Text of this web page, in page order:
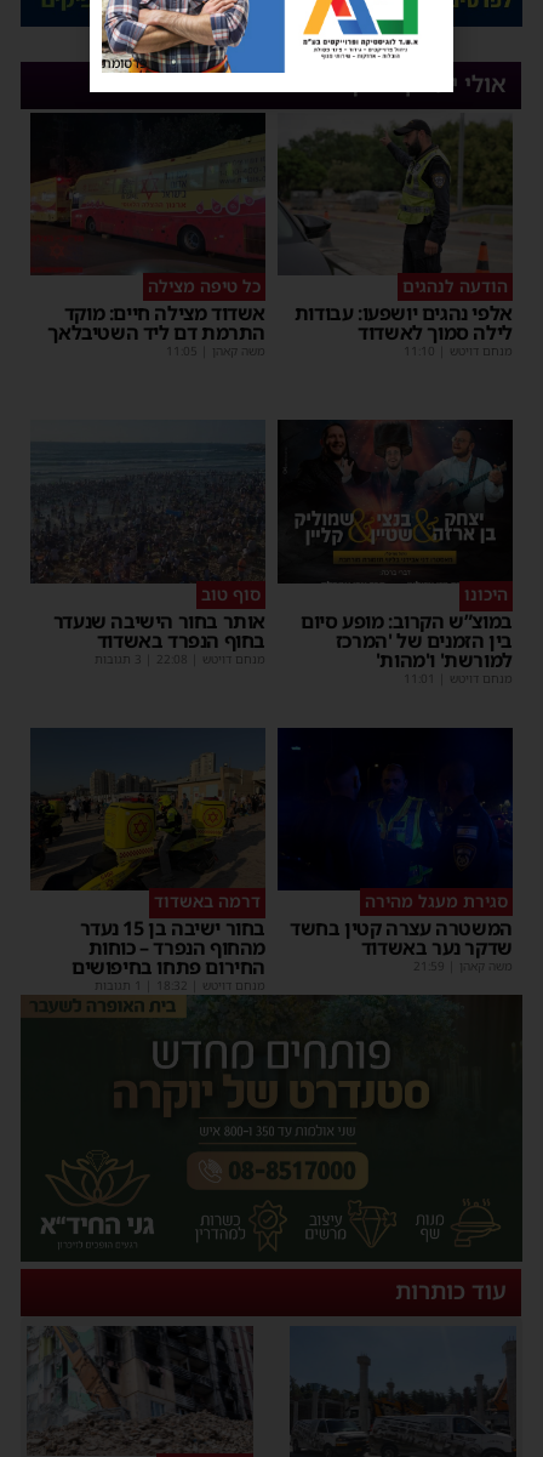
אולי יעניין אותך
הודעה לנהגים
אלפי נהגים יושפעו: עבודות
לילה סמוך לאשדוד
מנחם דויטש 11:10
כל טיפה מצילה
אשדוד מצילה חיים: מוקד
התרמת דם ליד השטיבלאך
משה קאהן 11:05
היכונו
במוצ”ש הקרוב: מופע סיום
בין הזמנים של 'המרכז
למורשת' ו'מהות'
מנחם דויטש 11:01
סוף טוב
אותר בחור הישיבה שנעדר
בחוף הנפרד באשדוד
מנחם דויטש 22:08
סגירת מעגל מהירה
המשטרה עצרה קטין בחשד
שדקר נער באשדוד
משה קאהן 21:59
דרמה באשדוד
בחור ישיבה בן 15 נעדר
מהחוף הנפרד – כוחות
החירום פתחו בחיפושים
מנחם דויטש 18:32
עוד כותרות
פרסומת